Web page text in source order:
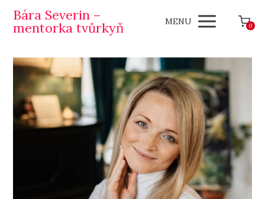
Bára Severin –
mentorka tvůrkyň MENU 0